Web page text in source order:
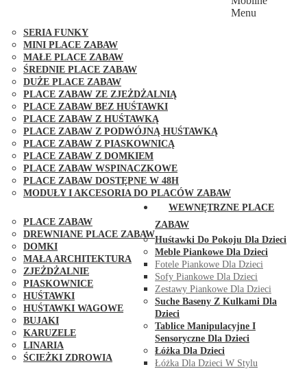
SERIA FUNKY
MINI PLACE ZABAW
MAŁE PLACE ZABAW
ŚREDNIE PLACE ZABAW
DUŻE PLACE ZABAW
PLACE ZABAW ZE ZJEŻDŻALNIĄ
PLACE ZABAW BEZ HUŚTAWKI
PLACE ZABAW Z HUŚTAWKĄ
PLACE ZABAW Z PODWÓJNĄ HUŚTAWKĄ
PLACE ZABAW Z PIASKOWNICĄ
PLACE ZABAW Z DOMKIEM
PLACE ZABAW WSPINACZKOWE
PLACE ZABAW DOSTĘPNE W 48H
MODUŁY I AKCESORIA DO PLACÓW ZABAW
PLACE ZABAW
DREWNIANE PLACE ZABAW
DOMKI
MAŁA ARCHITEKTURA
ZJEŻDŻALNIE
PIASKOWNICE
HUŚTAWKI
HUŚTAWKI WAGOWE
BUJAKI
KARUZELE
LINARIA
ŚCIEŻKI ZDROWIA
Menu
WEWNĘTRZNE PLACE
ZABAW
Huśtawki Do Pokoju Dla Dzieci
Meble Piankowe Dla Dzieci
Fotele Piankowe Dla Dzieci
Sofy Piankowe Dla Dzieci
Zestawy Piankowe Dla Dzieci
Suche Baseny Z Kulkami Dla
Dzieci
Tablice Manipulacyjne I
Sensoryczne Dla Dzieci
Łóżka Dla Dzieci
Łóżka Dla Dzieci W Stylu